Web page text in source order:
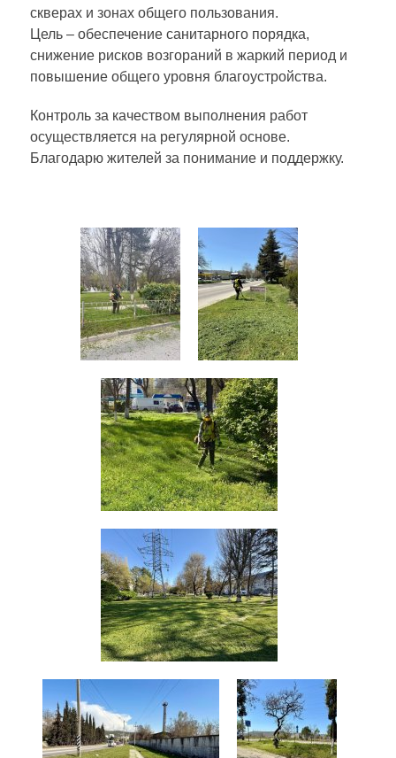
скверах и зонах общего пользования.
Цель – обеспечение санитарного порядка,
снижение рисков возгораний в жаркий период и
повышение общего уровня благоустройства.
Контроль за качеством выполнения работ
осуществляется на регулярной основе.
Благодарю жителей за понимание и поддержку.